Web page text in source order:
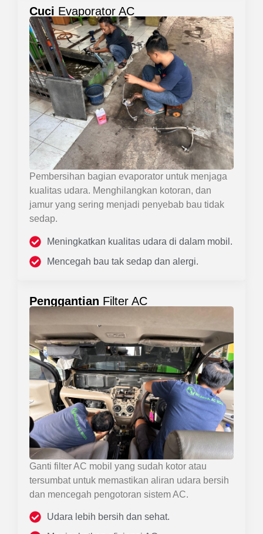
Cuci Evaporator AC
Pembersihan bagian evaporator untuk menjaga
kualitas udara. Menghilangkan kotoran, dan
jamur yang sering menjadi penyebab bau tidak
sedap.
Meningkatkan kualitas udara di dalam mobil.
Mencegah bau tak sedap dan alergi.
Penggantian Filter AC
Ganti filter AC mobil yang sudah kotor atau
tersumbat untuk memastikan aliran udara bersih
dan mencegah pengotoran sistem AC.
Udara lebih bersih dan sehat.